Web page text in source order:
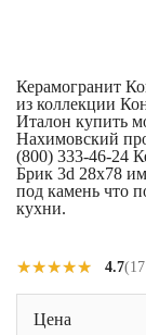
Керамогранит
из коллекции
Италон купить
Нахимовский
(800) 333-46-24
Брик 3d 28x78
под камень что
кухни.
★★★★★
★★★★★ 4.7
Цена